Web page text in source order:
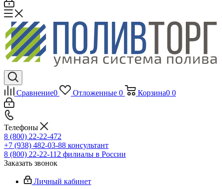
Сравнение0 Отложенные 0 Корзина0 0
Телефоны
8 (800) 22-22-472
+7 (938) 482-03-88 консультант
8 (800) 22-22-112 филиалы в России
Заказать звонок
Личный кабинет